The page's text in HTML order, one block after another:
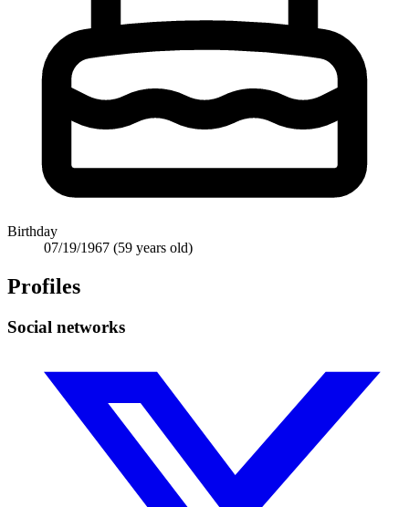
Birthday
07/19/1967 (59 years old)
Profiles
Social networks